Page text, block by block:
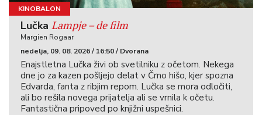
KINOBALON
Lučka Lampje – de film
Margien Rogaar
nedelja, 09. 08. 2026 / 16:50 / Dvorana
Enajstletna Lučka živi ob svetilniku z očetom. Nekega
dne jo za kazen pošljejo delat v Črno hišo, kjer spozna
Edvarda, fanta z ribjim repom. Lučka se mora odločiti,
ali bo rešila novega prijatelja ali se vrnila k očetu.
Fantastična pripoved po knjižni uspešnici.